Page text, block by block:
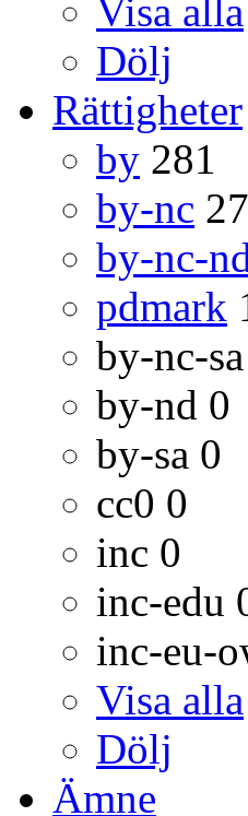
Visa alla
Dölj
Rättigheter
by 281
by-nc
by-nc-
pdmark
by-nc-sa
by-nd 0
by-sa 0
cc0 0
inc 0
inc-edu
inc-eu-
Visa alla
Dölj
Ämne